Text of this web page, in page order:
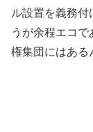
ル設置を義務
うが余程エコ
権集団にはある